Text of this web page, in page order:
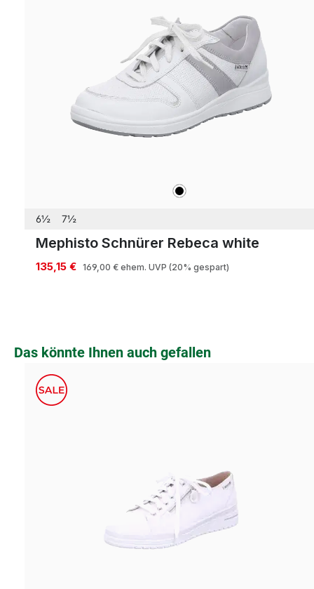
schwarz
6½ 7½
Mephisto Schnürer Rebeca white
135,15 € 169,00 € ehem. UVP (20% gespart)
Produktgalerie überspringen
Das könnte Ihnen auch gefallen